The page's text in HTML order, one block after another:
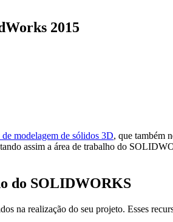
2015
modelagem de sólidos 3D, que também
assim a área de trabalho do
do SOLIDWORKS
na realização do seu projeto. Esses